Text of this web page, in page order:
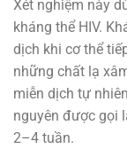
Xét nghiệm này
kháng thể HIV.
dịch khi cơ thể
những chất lạ
miễn dịch tự
nguyên được gọi
2–4 tuần.